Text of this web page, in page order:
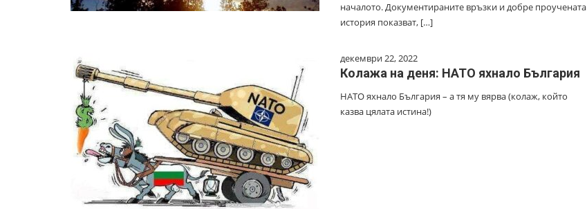
началото. Документираните връзки и добре проучената
история показват, […]
декември 22, 2022
Колажа на деня: НАТО яхнало България
НАТО яхнало България – а тя му вярва (колаж, който
казва цялата истина!)